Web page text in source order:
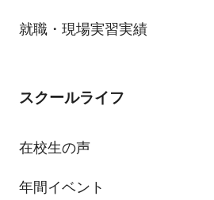
就職・現場実習実績
スクールライフ
在校生の声
年間イベント